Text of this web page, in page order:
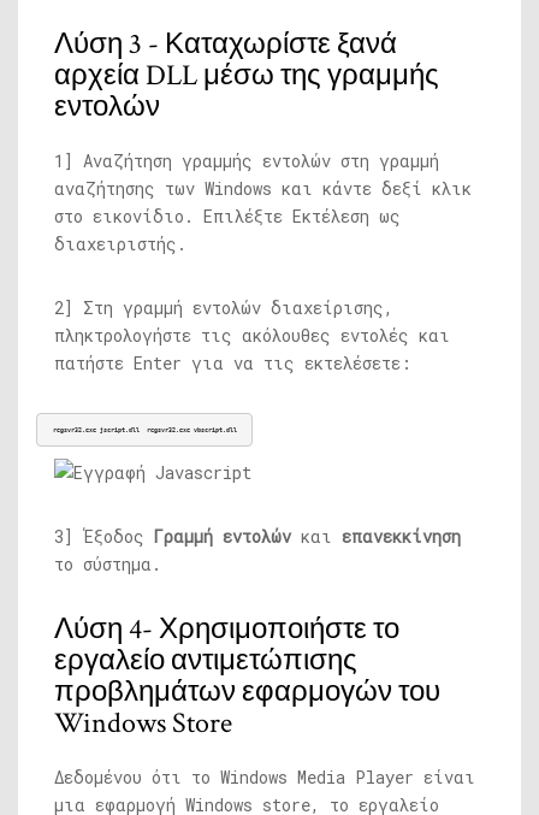
Λύση 3 - Καταχωρίστε ξανά
αρχεία DLL μέσω της γραμμής
εντολών
1] Αναζήτηση γραμμής εντολών στη γραμμή
αναζήτησης των Windows και κάντε δεξί κλικ
στο εικονίδιο. Επιλέξτε Εκτέλεση ως
διαχειριστής.
2] Στη γραμμή εντολών διαχείρισης,
πληκτρολογήστε τις ακόλουθες εντολές και
πατήστε Enter για να τις εκτελέσετε:
regsvr32.exe jscript.dll regsvr32.exe vbscript.dll
3] Έξοδος Γραμμή εντολών και επανεκκίνηση
το σύστημα.
Λύση 4- Χρησιμοποιήστε το
εργαλείο αντιμετώπισης
προβλημάτων εφαρμογών του
Windows Store
Δεδομένου ότι το Windows Media Player είναι
μια εφαρμογή Windows store, το εργαλείο